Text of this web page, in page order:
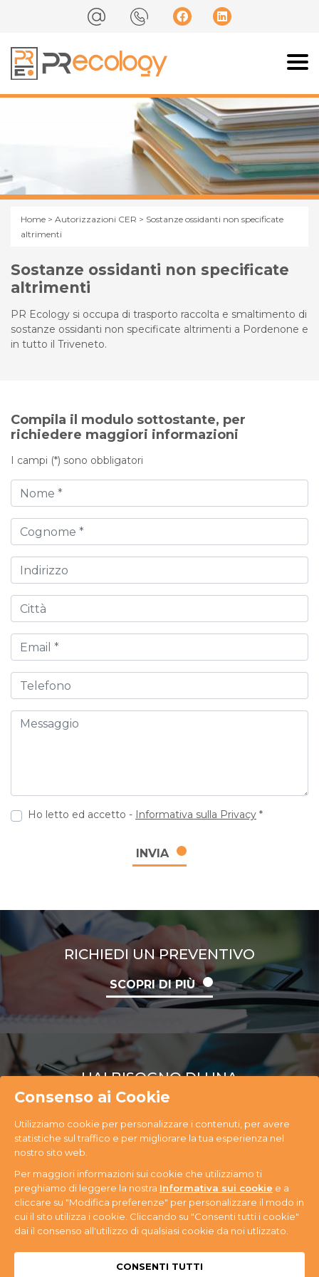
Home > Autorizzazioni CER > Sostanze ossidanti non specificate
altrimenti
Sostanze ossidanti non specificate
altrimenti
PR Ecology si occupa di trasporto raccolta e smaltimento di
sostanze ossidanti non specificate altrimenti a Pordenone e
in tutto il Triveneto.
Compila il modulo sottostante, per
richiedere maggiori informazioni
I campi (*) sono obbligatori
Nome
Cognome
Indirizzo
Città
Email
Telefono
Messaggio
Ho letto ed accetto - Informativa sulla Privacy *
INVIA
RICHIEDI UN PREVENTIVO
SCOPRI DI PIÙ
HAI BISOGNO DI UNA
CONSULENZA
SCOPRI DI PIÙ
PR Ecology S.r.l. Via Antonini, 14 - 33074
Fontanafredda (PN) - Tel. +39 0434 365059 - P.IVA
n. 01080580937
Privacy & Cookie
Consenso ai Cookie
Utilizziamo cookie per personalizzare i contenuti, per avere
statistiche sul traffico e per migliorare la tua esperienza nel
nostro sito web.
Per maggiori informazioni sui cookie che utilizziamo ti
preghiamo di leggere la nostra Informativa sui cookie e a
cliccare su "Modifica preferenze" per personalizzare il modo in
cui il sito utilizza i cookie. Cliccando su "Consenti tutti i cookie"
dai il consenso all'utilizzo di qualsiasi cookie da noi utlizzato.
CONSENTI TUTTI